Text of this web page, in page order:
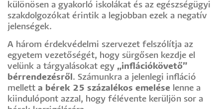
különösen a gyakorló iskolákat és az egészségügyi
szakdolgozókat érintik a legjobban ezek a negatív
jelenségek.
A három érdekvédelmi szervezet felszólítja az
egyetem vezetőségét, hogy sürgősen kezdje el
velünk a tárgyalásokat egy „inflációkövető”
bérrendezésről . Számunkra a jelenlegi infláció
mellett a bérek 25 százalékos emelése lenne a
kiindulópont azzal, hogy félévente kerüljön sor a